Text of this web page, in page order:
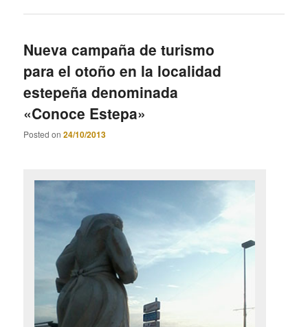
Nueva campaña de turismo
para el otoño en la localidad
estepeña denominada
«Conoce Estepa»
Posted on24/10/2013